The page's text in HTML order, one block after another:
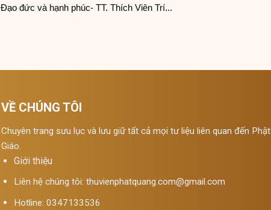
Đạo đức và hạnh phúc- TT. Thích Viên Trí...
VỀ CHÚNG TÔI
Chuyên trang sưu lục và lưu giữ tất cả mọi tư liệu liên quan đến Phật
Giáo.
Giới thiệu
Liên hệ chúng tôi: thuvienphatquang.com@gmail.com
Hotline: 0347133536